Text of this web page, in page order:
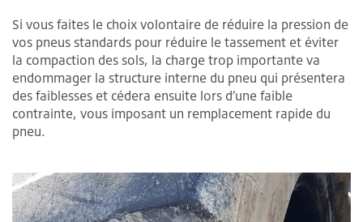
Si vous faites le choix volontaire de réduire la pression de
vos pneus standards pour réduire le tassement et éviter
la compaction des sols, la charge trop importante va
endommager la structure interne du pneu qui présentera
des faiblesses et cédera ensuite lors d’une faible
contrainte, vous imposant un remplacement rapide du
pneu.